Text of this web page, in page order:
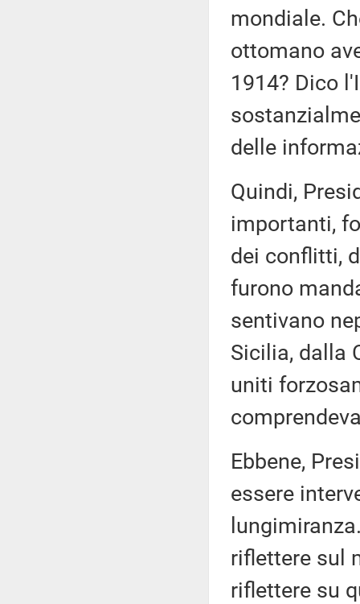
mondiale.
ottomano
1914? Dico
delle
Quindi,
importanti,
dei conflitti,
furono
sentivano
Sicilia, dalla
uniti
Ebbene,
essere
riflettere sul
riflettere su